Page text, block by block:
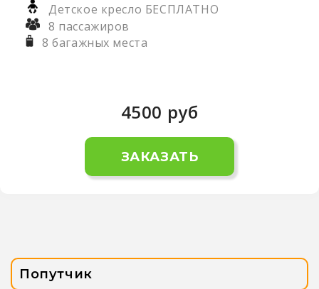
Детское кресло БЕСПЛАТНО
8 пассажиров
8 багажных места
4500 руб
ЗАКАЗАТЬ
Попутчик